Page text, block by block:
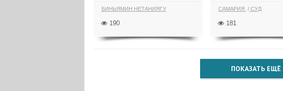
БИНЬЯМИН НЕТАНИЯГУ
190
САМАРИЯ СУД
181
ПОКАЗАТЬ ЕЩЁ